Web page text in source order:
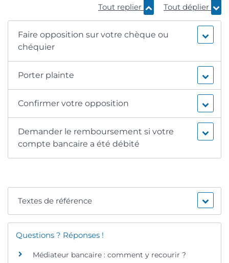
Tout replier Tout déplier
Faire opposition sur votre chèque ou
chéquier
Porter plainte
Confirmer votre opposition
Demander le remboursement si votre
compte bancaire a été débité
Textes de référence
Questions ? Réponses !
Médiateur bancaire : comment y recourir ?